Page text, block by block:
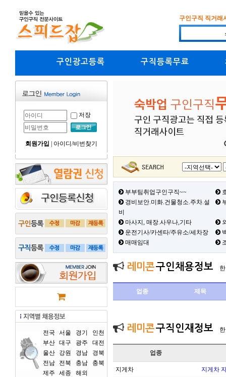
구인구직 직거래
구인광고등록 구직등록무료
저장
회원가입 아이디/비번찾기
전국 서울 경기
인천
부산 대구 광주
대전
울산
강원 경남
경북
전남
전북 충남
충북
제주
세종 해외
부부팀취업구인구직~~
경비보안.미화.건물청소.주차.설
비
마사지, 매장.사우나,기타
운전기사/카센타/주유소/세차장
매매임대
레미콘구인채용정보
업종 제목
레미콘구직인재정보
업종
지게차 지게차